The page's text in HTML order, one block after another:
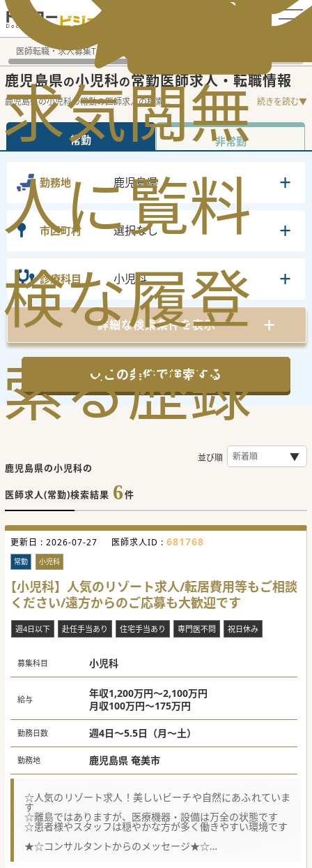
電話でのお問い合わせ：平日9:30-19:00
求
人
検
索
気
に
な
る
閲
覧
履
歴
無
料
登
録
医師転職・求人募集TOP
鹿児島県の小児科の常勤医師求人・転職情報
鹿児島県の小児科の常勤の医師求人の検索 ... 続きを読む▼
常勤 非常勤
勤務地 鹿児島県
市区町村 選択なし
診療科目 小児科
詳細な検索条件を表示
この条件で検索する
鹿児島県の小児科の
医師求人(常勤)検索結果 6件
並び順
更新日 : 2026-07-27 医師求人ID : 681768
常勤 小児科
【小児科】人気のリゾート求人/転居費用等もご相談
ください/遠方からのご応募も大歓迎です
週4日以下 赴任手当あり 住宅手当あり 専門医不問 祝日休み
募集科目 小児科
給与
年収1,200万円～2,100万円
月収100万円～175万円
勤務日数 週4日～5.5日（月～土）
勤務地 鹿児島県 奄美市
☆人気のリゾート求人！美しいビーチや自然にあふれていま
す
☆離島ではありますが、医療機器・設備は万全の状態です
☆患者様やスタッフは穏やかな方が多く働きやすい環境です
★☆コンサルタントからのメッセージ★☆
奄美大島にて、温暖な気候、豊かな自然が魅力のリゾート求